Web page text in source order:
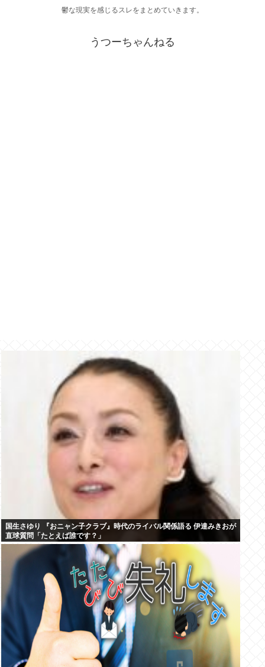
鬱な現実を感じるスレをまとめていきます。
うつーちゃんねる
国生さゆり 『おニャン子クラブ』時代のライバル関係語る 伊達みきおが
直球質問「たとえば誰です？」